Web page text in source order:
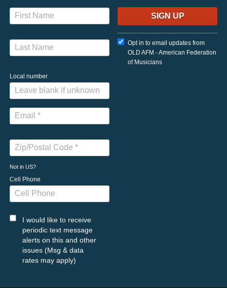
Local number
Not in US?
Cell Phone
I would like to receive
periodic text message
alerts on this and other
issues (Msg & data
rates may apply)
Opt in to email updates from
OLD AFM - American Federation
of Musicians